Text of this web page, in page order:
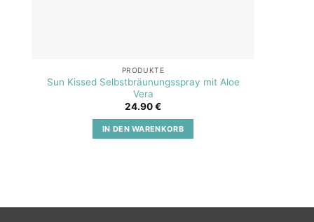
PRODUKTE
Sun Kissed Selbstbräunungsspray mit Aloe
Vera
24.90€
IN DEN WARENKORB